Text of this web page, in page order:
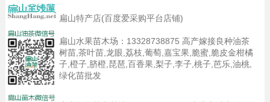
扁山特产店(百度爱采购平台店铺)
扁山水果苗木场： 13328738875 高产嫁接良种油茶
树苗,茶叶苗,龙眼,荔枝,葡萄,嘉宝果,脆蜜,脆皮金柑橘
子,橙子,脐橙,琵琶,百香果,梨子,李子,桃子,芭乐,油桃,
绿化苗批发